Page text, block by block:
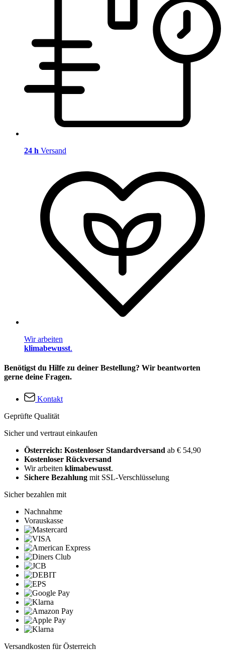
24 h Versand
Wir arbeiten
klimabewusst.
Benötigst du Hilfe zu deiner Bestellung? Wir beantworten
gerne deine Fragen.
Kontakt
Geprüfte Qualität
Sicher und vertraut einkaufen
Österreich: Kostenloser Standardversand ab € 54,90
Kostenloser Rückversand
Wir arbeiten klimabewusst.
Sichere Bezahlung mit SSL-Verschlüsselung
Sicher bezahlen mit
Nachnahme
Vorauskasse
Versandkosten für Österreich